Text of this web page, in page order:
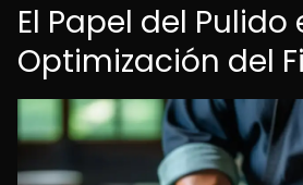
El Papel del Pulido
Optimización del